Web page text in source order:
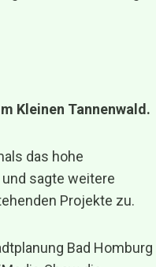
Kleinen Tannenwald.
das hohe
sagte weitere
Projekte zu.
Bad Homburg